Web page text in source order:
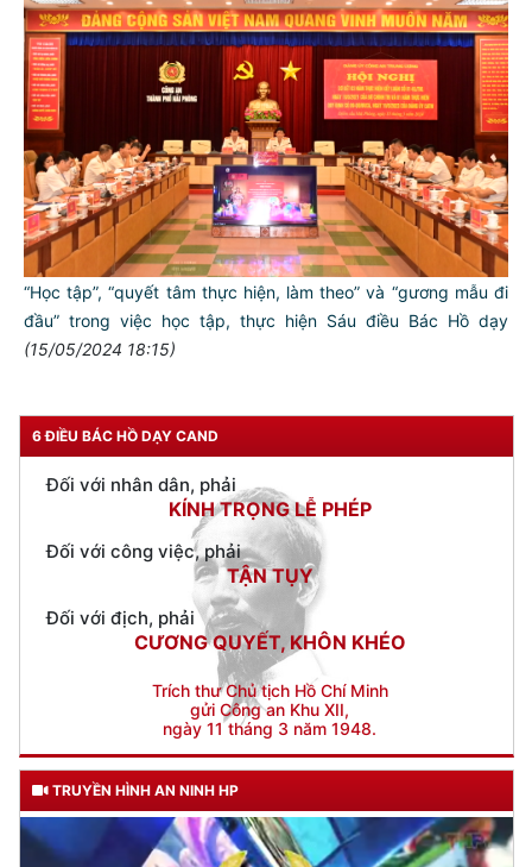
“Học tập”, “quyết tâm thực hiện, làm theo” và “gương mẫu đi
đầu” trong việc học tập, thực hiện Sáu điều Bác Hồ dạy
(15/05/2024 18:15)
6 ĐIỀU BÁC HỒ DẠY CAND
TƯ CÁCH
NGƯỜI CÔNG AN CÁCH MỆNH LÀ:
Đối với tự mình, phải
CẦN, KIỆM, LIÊM, CHÍNH
Đối với đồng sự, phải
THÂN ÁI GIÚP ĐỠ
Đối với chính phủ, phải
TUYỆT ĐỐI TRUNG THÀNH
KÍNH TRỌNG LỄ PHÉP
TẬN TỤY
Đối với địch, phải
CƯƠNG QUYẾT, KHÔN KHÉO
Trích thư Chủ tịch Hồ Chí Minh
gửi Công an Khu XII,
ngày 11 tháng 3 năm 1948.
TRUYỀN HÌNH AN NINH HP